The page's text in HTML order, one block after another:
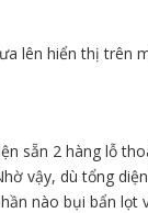
lên hiển thị trên
sẵn 2 hàng lỗ
vậy, dù tổng
nào bụi bẩn lọt